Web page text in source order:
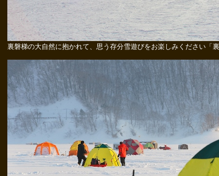
裏磐梯の大自然に抱かれて、思う存分雪遊びをお楽しみください「